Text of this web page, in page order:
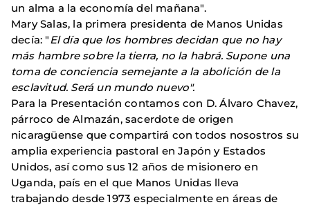
un alma a la economía del mañana".
Mary Salas, la primera presidenta de Manos Unidas
decía: "El día que los hombres decidan que no hay
más hambre sobre la tierra, no la habrá. Supone una
toma de conciencia semejante a la abolición de la
esclavitud. Será un mundo nuevo".
Para la Presentación contamos con D. Álvaro Chavez,
párroco de Almazán, sacerdote de origen
nicaragüense que compartirá con todos nosostros su
amplia experiencia pastoral en Japón y Estados
Unidos, así como sus 12 años de misionero en
Uganda, país en el que Manos Unidas lleva
trabajando desde 1973 especialmente en áreas de